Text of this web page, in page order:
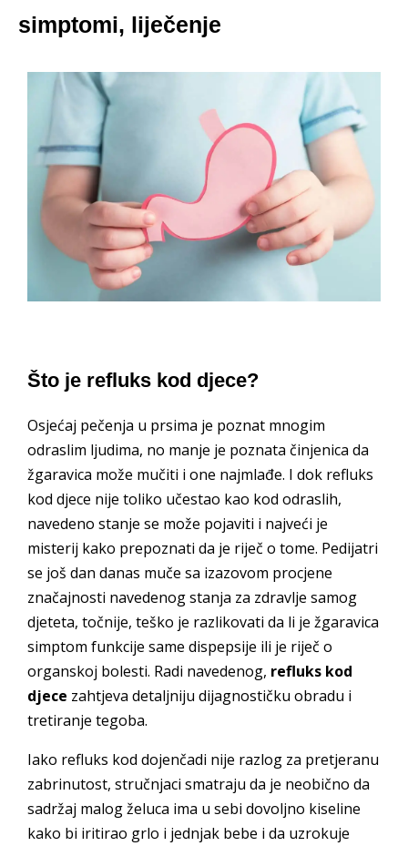
simptomi, liječenje
Što je refluks kod djece?
Osjećaj pečenja u prsima je poznat mnogim
odraslim ljudima, no manje je poznata činjenica da
žgaravica može mučiti i one najmlađe. I dok refluks
kod djece nije toliko učestao kao kod odraslih,
navedeno stanje se može pojaviti i najveći je
misterij kako prepoznati da je riječ o tome. Pedijatri
se još dan danas muče sa izazovom procjene
značajnosti navedenog stanja za zdravlje samog
djeteta, točnije, teško je razlikovati da li je žgaravica
simptom funkcije same dispepsije ili je riječ o
organskoj bolesti. Radi navedenog, refluks kod
djece zahtjeva detaljniju dijagnostičku obradu i
tretiranje tegoba.
Iako refluks kod dojenčadi nije razlog za pretjeranu
zabrinutost, stručnjaci smatraju da je neobično da
sadržaj malog želuca ima u sebi dovoljno kiseline
kako bi iritirao grlo i jednjak bebe i da uzrokuje